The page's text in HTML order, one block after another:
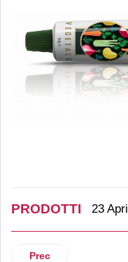
PRODOTTI 23
Articolo precedente:
Prec